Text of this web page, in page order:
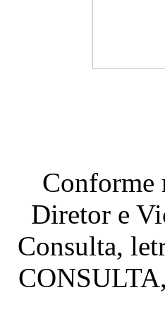
Conforme
Diretor e
Consulta,